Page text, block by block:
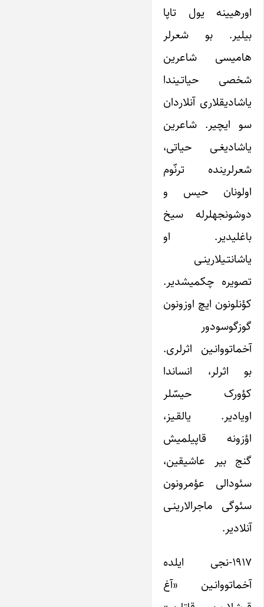
اوره‎یینه یول تاپا
بیلیر. بو شعرلر
هامیسی شاعرین
شخصی حیاتـیندا
یاشادیقلاری آنلاردان
سو ایچیر. شاعرین
یاشادیغـی حیاتی،
شعرلرینده ترنّوم
اولونان حیس و
دوشونجه‎لرله سیخ
باغلی‎دیر. او
یاشانتـی‎لارینـی
تصویره چکمیشدیر.
کؤنلونون ایچ اوزونون
گوزگوسودور
آخماتووانـین اثرلری.
بو اثرلر، انساندا
کؤورک حیسّ‎لر
اویادیر. یالقـیز،
اؤزونه قاپیلمیش
گنج بیر عاشیقین،
سئودالی عؤمرونون
سئوگی ماجرالارینـی
آنلادیر.
۱۹۱۷-نجی ایلده
آخماتووانـین «آغ